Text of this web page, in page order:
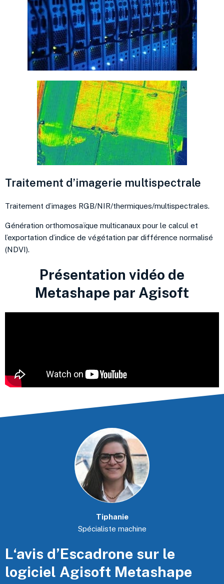
Traitement d’imagerie multispectrale
Traitement d’images RGB/NIR/thermiques/multispectrales.
Génération orthomosaïque multicanaux pour le calcul et
l’exportation d’indice de végétation par différence normalisé
(NDVI).
Présentation vidéo de
Metashape par Agisoft
Tiphanie
Spécialiste machine
L‘avis d’Escadrone sur le
logiciel Agisoft Metashape